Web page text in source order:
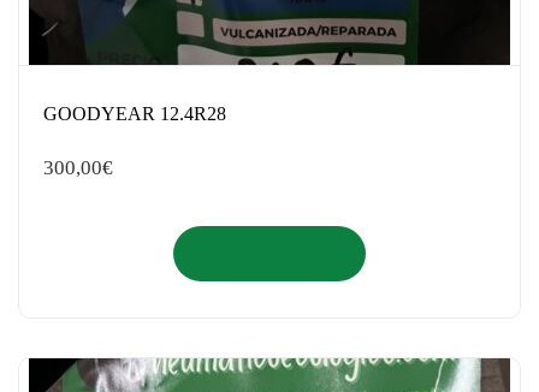
GOODYEAR 12.4R28
300,00€